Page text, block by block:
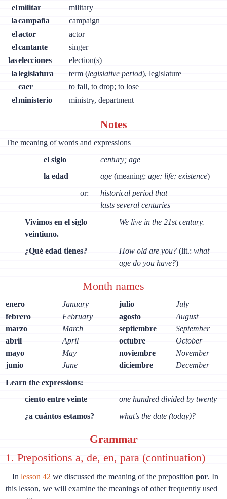
elmilitar
military
lacampaña
campaign
elactor
actor
elcantante
singer
laselecciones
election(s)
lalegislatura term (legislative period), legislature
caer
to fall, to drop; to lose
elministerio ministry, department
Notes
The meaning of words and expressions
el siglo
century; age
la edad
age(meaning: age; life; existence)
or:
historical period that
lasts several centuries
Vivimos en el siglo
veintiuno.
We live in the 21st century.
¿Qué edad tienes? How old are you? (lit.:what
age do you have?)
Month names
enero January julio
July
febrero
February agosto
August
marzo
March septiembre
September
abril
April octubre
October
mayo
May noviembre
November
junio
June diciembre
December
Learn the expressions:
ciento entre veinte
one hundred divided by twenty
¿a cuántos estamos?
what’s the date (today)?
Grammar
1. Prepositions a, de, en, para (continuation)
In lesson 42 we discussed the meaning of the preposition por. In
this lesson, we will examine the meanings of other frequently used